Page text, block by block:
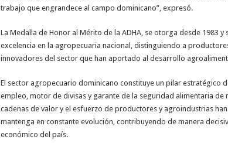
trabajo que engrandece al campo dominicano”, expresó.
La Medalla de Honor al Mérito de la ADHA, se otorga desde 1983
excelencia en la agropecuaria nacional, distinguiendo a
innovadores del sector que han aportado al desarrollo
El sector agropecuario dominicano constituye un pilar estratégico
empleo, motor de divisas y garante de la seguridad alimentaria de
cadenas de valor y el esfuerzo de productores y agroindustrias
mantenga en constante evolución, contribuyendo de manera
económico del país.